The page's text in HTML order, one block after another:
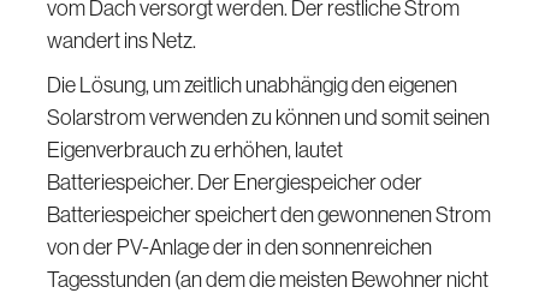
vom Dach versorgt werden. Der restliche Strom
wandert ins Netz.
Die Lösung, um zeitlich unabhängig den eigenen
Solarstrom verwenden zu können und somit seinen
Eigenverbrauch zu erhöhen, lautet
Batteriespeicher. Der Energiespeicher oder
Batteriespeicher speichert den gewonnenen Strom
von der PV-Anlage der in den sonnenreichen
Tagesstunden (an dem die meisten Bewohner nicht